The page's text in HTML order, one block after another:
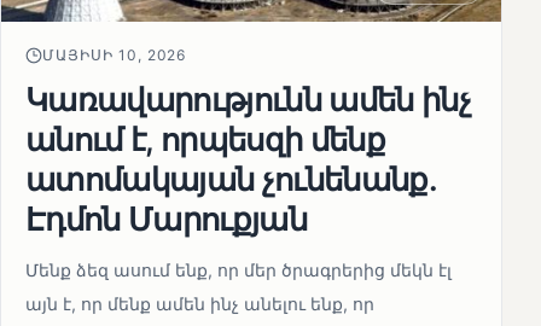
ՄԱՅԻՍԻ 10, 2026
Կառավարությունն ամեն ինչ
անում է, որպեսզի մենք
ատոմակայան չունենանք․
Էդմոն Մարուքյան
Մենք ձեզ ասում ենք, որ մեր ծրագրերից մեկն էլ
այն է, որ մենք ամեն ինչ անելու ենք, որ